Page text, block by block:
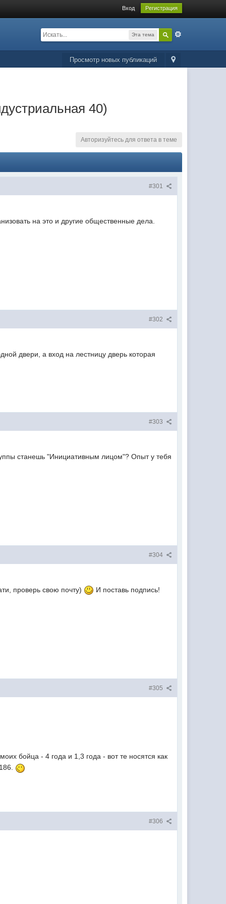
Вход Регистрация
Эта тема
Просмотр новых публикаций
40)
Авторизуйтесь для ответа в теме
#301
на это и другие общественные дела.
#302
двери, а вход на лестницу дверь которая
#303
станешь "Инициативным лицом"? Опыт у тебя
#304
проверь свою почту) И поставь подпись!
#305
бойца - 4 года и 1,3 года - вот те носятся как
#306